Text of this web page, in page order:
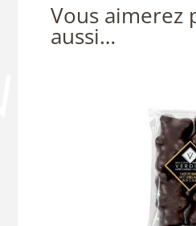
Vous aimerez
aussi…